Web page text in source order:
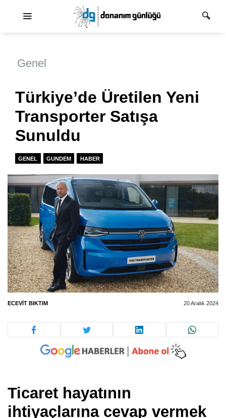
Genel
Türkiye’de Üretilen Yeni
Transporter Satışa
Sunuldu
GENEL GUNDEM HABER
ECEVIT BIKTIM 20 Aralık 2024
Ticaret hayatının
ihtiyaçlarına cevap vermek